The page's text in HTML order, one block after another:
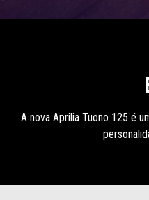
A nova Aprilia Tuono 125 é